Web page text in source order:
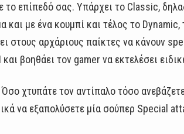
το επίπεδό σας. Υπάρχει το Classic,
και με ένα κουμπί και τέλος το Dynamic,
στους αρχάριους παίκτες να κάνουν
βοηθάει τον gamer να εκτελέσει
χτυπάτε τον αντίπαλο τόσο
να εξαπολύσετε μία σούπερ Special